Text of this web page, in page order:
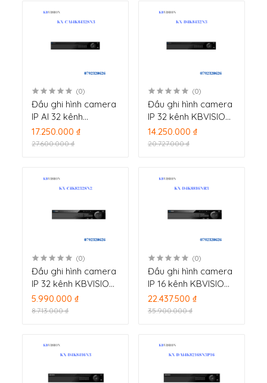
(0)
Đầu ghi hình camera
IP AI 32 kênh
KBVISION KX-
CAi4K8432SN3
17.250.000 ₫
27.600.000 ₫
(0)
Đầu ghi hình camera
IP 32 kênh KBVISION
KX-D4K8432N3
14.250.000 ₫
20.727.000 ₫
(0)
Đầu ghi hình camera
IP 32 kênh KBVISION
KX-C4K8232SN2
5.990.000 ₫
8.713.000 ₫
(0)
Đầu ghi hình camera
IP 16 kênh KBVISION
KX-D4K8816NR3
22.437.500 ₫
35.900.000 ₫